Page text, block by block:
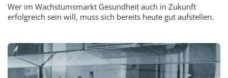
Wer im Wachstumsmarkt Gesundheit auch in Zukunft
erfolgreich sein will, muss sich bereits heute gut aufstellen.